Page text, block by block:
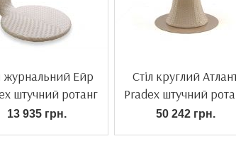
журнальний Ейр
штучний ротанг
13 935 грн.
Стіл круглий
Pradex штучний
50 242 грн.